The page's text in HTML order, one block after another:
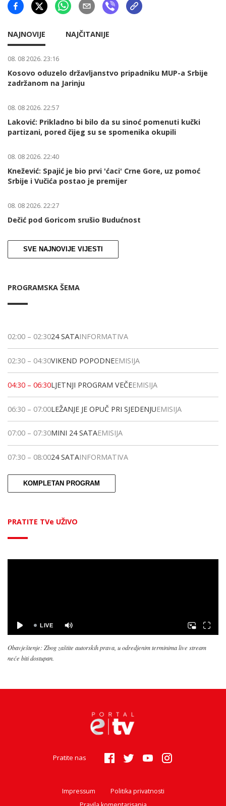
NAJNOVIJE NAJČITANIJE
08. 08 2026. 23:16
Kosovo oduzelo državljanstvo pripadniku MUP-a Srbije
zadržanom na Jarinju
08. 08 2026. 22:57
Laković: Prikladno bi bilo da su sinoć pomenuti kučki
partizani, pored čijeg su se spomenika okupili
08. 08 2026. 22:40
Knežević: Spajić je bio prvi 'ćaci' Crne Gore, uz pomoć
Srbije i Vučića postao je premijer
08. 08 2026. 22:27
Dečić pod Goricom srušio Budućnost
SVE NAJNOVIJE VIJESTI
PROGRAMSKA ŠEMA
02:00 – 02:3024 SATAINFORMATIVA
02:30 – 04:30VIKEND POPODNEEMISIJA
04:30 – 06:30LJETNJI PROGRAM VEČEEMISIJA
06:30 – 07:00LEŽANJE JE OPUČ PRI SJEDENJUEMISIJA
07:00 – 07:30MINI 24 SATAEMISIJA
07:30 – 08:0024 SATAINFORMATIVA
KOMPLETAN PROGRAM
PRATITE TVe UŽIVO
Obavještenje: Zbog zaštite autorskih prava, u odredjenim terminima live stream
neće biti dostupan.
Pratite nas
Impressum
Politika privatnosti